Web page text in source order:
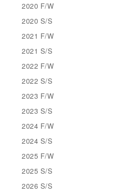
2020 F/W
2020 S/S
2021 F/W
2021 S/S
2022 F/W
2022 S/S
2023 F/W
2023 S/S
2024 F/W
2024 S/S
2025 F/W
2025 S/S
2026 S/S